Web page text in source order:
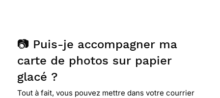
📷 Puis-je accompagner ma
carte de photos sur papier
glacé ?
Tout à fait, vous pouvez mettre dans votre courrier